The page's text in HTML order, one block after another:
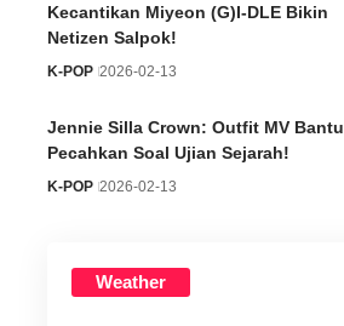
Kecantikan Miyeon (G)I-DLE Bikin
Netizen Salpok!
K-POP 2026-02-13
Jennie Silla Crown: Outfit MV Bantu
Pecahkan Soal Ujian Sejarah!
K-POP 2026-02-13
Weather